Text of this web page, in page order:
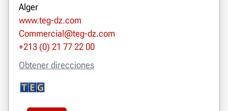
Alger
www.teg-dz.com
Commercial@teg-dz.com
+213 (0) 21 77 22 00
Obtener direcciones